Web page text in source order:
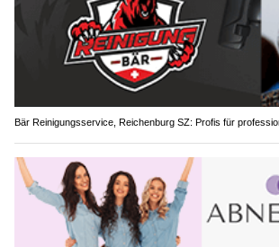
Bär Reinigungsservice, Reichenburg SZ: Profis für